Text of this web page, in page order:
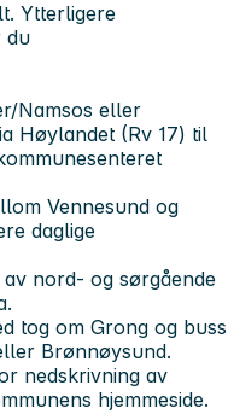
Ytterligere
du
Namsos eller
Høylandet (Rv 17) til
Vennesund og
daglige
nord- og sørgående
tog om Grong og buss
Brønnøysund.
nedskrivning av
hjemmeside.